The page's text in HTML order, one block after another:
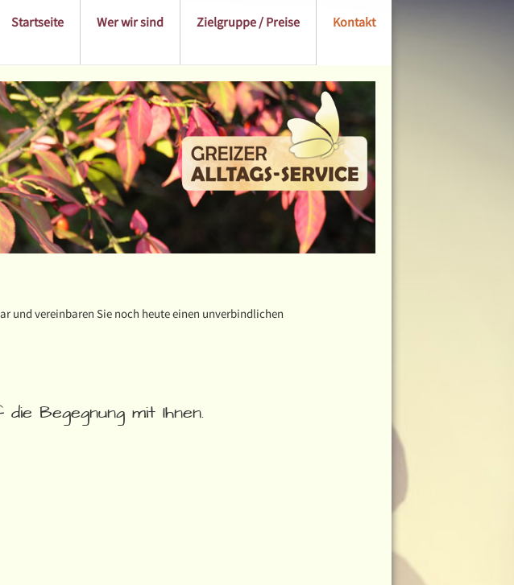
Startseite Wer wir sind Zielgruppe / Preise Kontakt
und vereinbaren Sie noch heute einen unverbindlichen
Begegnung mit Ihnen.